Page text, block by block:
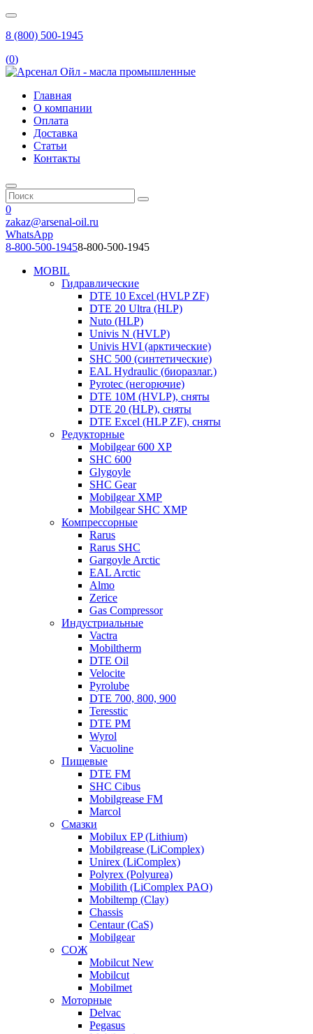
8 (800) 500-1945
(0)
Главная
О компании
Оплата
Доставка
Статьи
Контакты
0
zakaz@arsenal-oil.ru
WhatsApp
8-800-500-19458-800-500-1945
MOBIL
Гидравлические
DTE 10 Excel (HVLP ZF)
DTE 20 Ultra (HLP)
Nuto (HLP)
Univis N (HVLP)
Univis HVI (арктические)
SHC 500 (синтетические)
EAL Hydraulic (биоразлаг.)
Pyrotec (негорючие)
DTE 10M (HVLP), сняты
DTE 20 (HLP), сняты
DTE Excel (HLP ZF), сняты
Редукторные
Mobilgear 600 XP
SHC 600
Glygoyle
SHC Gear
Mobilgear XMP
Mobilgear SHC XMP
Компрессорные
Rarus
Rarus SHC
Gargoyle Arctic
EAL Arctic
Almo
Zerice
Gas Compressor
Индустриальные
Vactra
Mobiltherm
DTE Oil
Velocite
Pyrolube
DTE 700, 800, 900
Teresstic
DTE PM
Wyrol
Vacuoline
Пищевые
DTE FM
SHC Cibus
Mobilgrease FM
Marcol
Смазки
Mobilux EP (Lithium)
Mobilgrease (LiComplex)
Unirex (LiComplex)
Polyrex (Polyurea)
Mobilith (LiComplex PAO)
Mobiltemp (Clay)
Chassis
Centaur (CaS)
Mobilgear
СОЖ
Mobilcut New
Mobilcut
Mobilmet
Моторные
Delvac
Pegasus